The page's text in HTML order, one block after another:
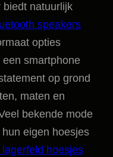
biedt natuurlijk
speakers
opties
smartphone
op grond
maten en
bekende mode
eigen hoesjes
hoesjes